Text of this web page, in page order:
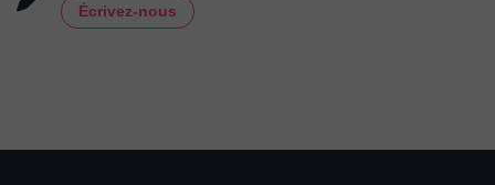
Écrivez-nous